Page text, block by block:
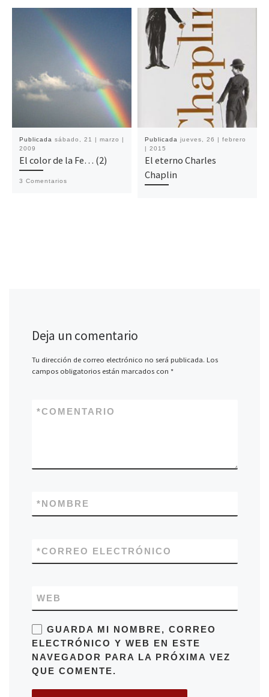
Publicada sábado, 21 | marzo |
2009
El color de la Fe… (2)
3 Comentarios
Publicada jueves, 26 | febrero
| 2015
El eterno Charles
Chaplin
Deja un comentario
Tu dirección de correo electrónico no será publicada. Los
campos obligatorios están marcados con *
COMENTARIO
*
NOMBRE
*
CORREO ELECTRÓNICO
*
WEB
GUARDA MI NOMBRE, CORREO
ELECTRÓNICO Y WEB EN ESTE
NAVEGADOR PARA LA PRÓXIMA VEZ
QUE COMENTE.